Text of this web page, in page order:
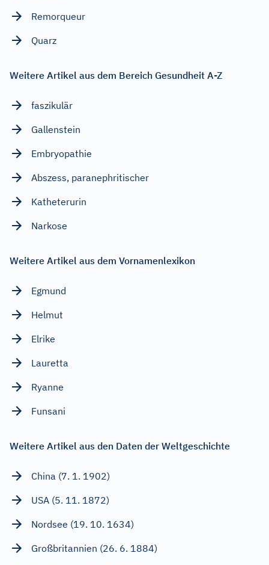
Remorqueur
Quarz
Weitere Artikel aus dem Bereich Gesundheit A-Z
faszikulär
Gallenstein
Embryopathie
Abszess, paranephritischer
Katheterurin
Narkose
Weitere Artikel aus dem Vornamenlexikon
Egmund
Helmut
Elrike
Lauretta
Ryanne
Funsani
Weitere Artikel aus den Daten der Weltgeschichte
China (7. 1. 1902)
USA (5. 11. 1872)
Nordsee (19. 10. 1634)
Großbritannien (26. 6. 1884)